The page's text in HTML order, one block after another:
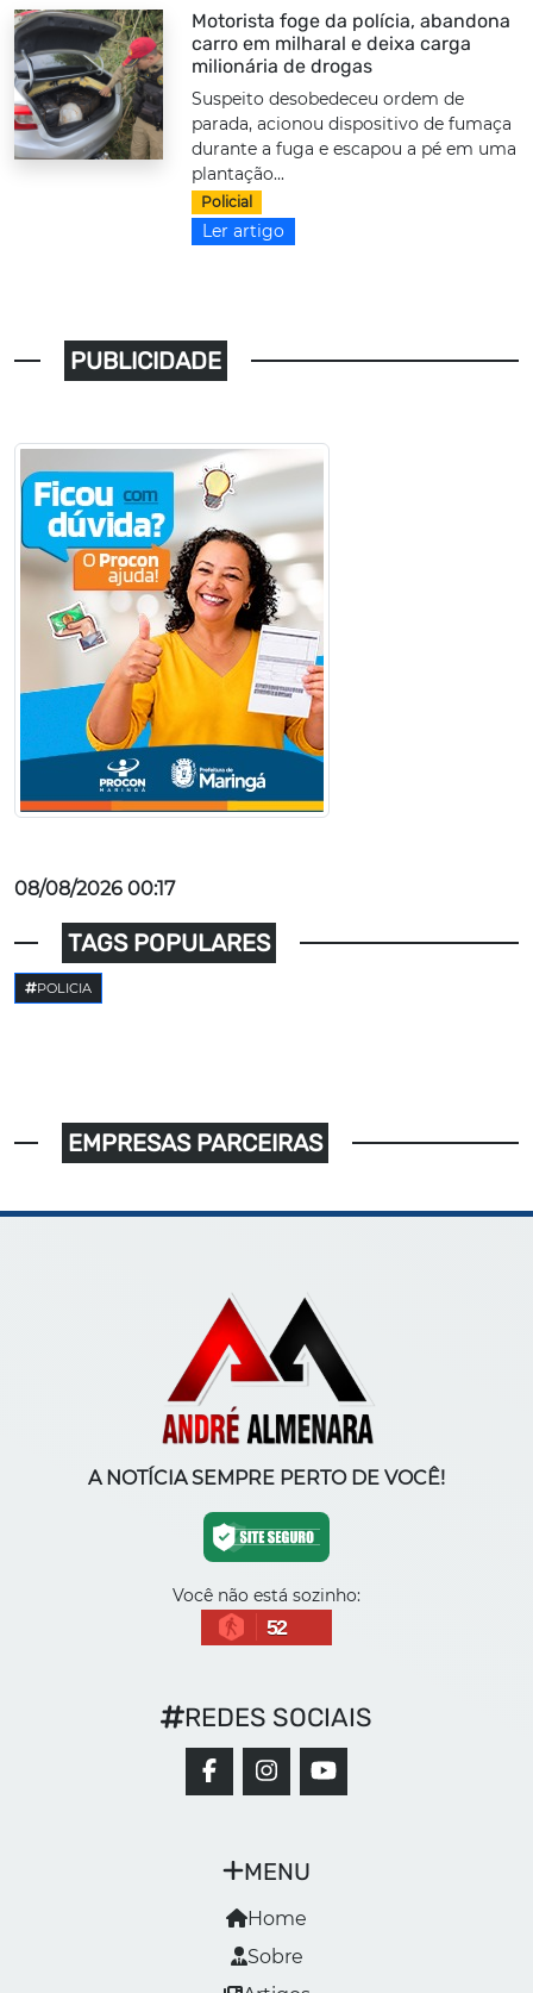
Motorista foge da polícia, abandona
carro em milharal e deixa carga
milionária de drogas
Suspeito desobedeceu ordem de
parada, acionou dispositivo de fumaça
durante a fuga e escapou a pé em uma
plantação...
Policial
Ler artigo
PUBLICIDADE
08/08/2026 00:17
TAGS POPULARES
POLICIA
EMPRESAS PARCEIRAS
A NOTÍCIA SEMPRE PERTO DE VOCÊ!
Você não está sozinho:
52
MENU
Home
Sobre
REDES SOCIAIS